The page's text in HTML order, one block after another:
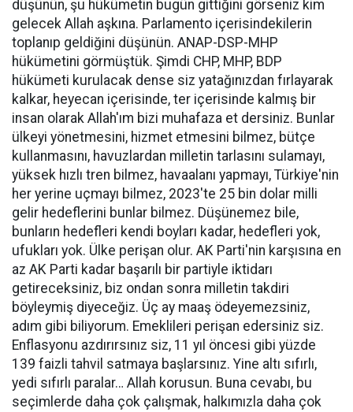
düşünün, şu hükümetin bugün gittiğini görseniz kim
gelecek Allah aşkına. Parlamento içerisindekilerin
toplanıp geldiğini düşünün. ANAP-DSP-MHP
hükümetini görmüştük. Şimdi CHP, MHP, BDP
hükümeti kurulacak dense siz yatağınızdan fırlayarak
kalkar, heyecan içerisinde, ter içerisinde kalmış bir
insan olarak Allah'ım bizi muhafaza et dersiniz. Bunlar
ülkeyi yönetmesini, hizmet etmesini bilmez, bütçe
kullanmasını, havuzlardan milletin tarlasını sulamayı,
yüksek hızlı tren bilmez, havaalanı yapmayı, Türkiye'nin
her yerine uçmayı bilmez, 2023'te 25 bin dolar milli
gelir hedeflerini bunlar bilmez. Düşünemez bile,
bunların hedefleri kendi boyları kadar, hedefleri yok,
ufukları yok. Ülke perişan olur. AK Parti'nin karşısına en
az AK Parti kadar başarılı bir partiyle iktidarı
getireceksiniz, biz ondan sonra milletin takdiri
böyleymiş diyeceğiz. Üç ay maaş ödeyemezsiniz,
adım gibi biliyorum. Emeklileri perişan edersiniz siz.
Enflasyonu azdırırsınız siz, 11 yıl öncesi gibi yüzde
139 faizli tahvil satmaya başlarsınız. Yine altı sıfırlı,
yedi sıfırlı paralar… Allah korusun. Buna cevabı, bu
seçimlerde daha çok çalışmak, halkımızla daha çok